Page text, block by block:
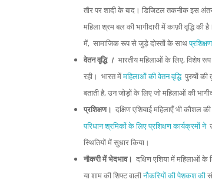
तौर पर शादी के बाद। डिजिटल तकनीक इस
महिला श्रम बल की भागीदारी में काफ़ी वृद्धि की
में, सामाजिक रूप से जुड़े दोस्तों के साथप्रशिक्षण
वेतन वृद्धि । भारतीय महिलाओं के लिए, विशेष
रही। भारत मेंमहिलाओं की वेतन वृद्धिपुरुषों की
बताती है, उन जोड़ों के लिए जो महिलाओं की
प्रशिक्षण। दक्षिण एशियाई महिलाएँ भी कौशल
परिधान श्रमिकों के लिए प्रशिक्षण कार्यक्रमों ने
स्थितियों में सुधार किया।
नौकरी में भेदभाव। दक्षिण एशिया में महिलाओं के
या शाम की शिफ्ट वालीनौकरियों की पेशकश की